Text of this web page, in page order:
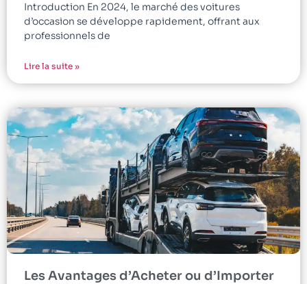
Introduction En 2024, le marché des voitures
d’occasion se développe rapidement, offrant aux
professionnels de
Lire la suite »
Les Avantages d’Acheter ou d’Importer